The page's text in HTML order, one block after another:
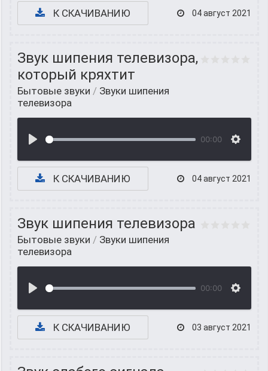
К СКАЧИВАНИЮ 04 август 2021
Звук шипения телевизора,
который кряхтит
Бытовые звуки / Звуки шипения
телевизора
00:00
К СКАЧИВАНИЮ 04 август 2021
Звук шипения телевизора
Бытовые звуки / Звуки шипения
телевизора
00:00
К СКАЧИВАНИЮ 03 август 2021